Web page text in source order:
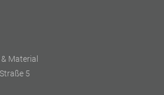
Material
5